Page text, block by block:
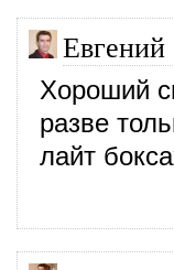
Хороший
разве
лайт